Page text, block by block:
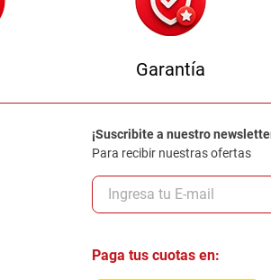
Garantía
¡Suscribite a nuestro
Para recibir nuestras ofertas
Paga tus cuotas en: